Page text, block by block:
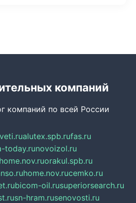
компаний
компаний по всей России
alutex.spb.rufas.ru
today.runovoizol.ru
orakul.spb.ru
home.nov.rucemko.ru
bicom-oil.rusuperiorsearch.ru
sn-hram.rusenovosti.ru